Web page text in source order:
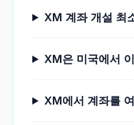
XM 계좌 개설 최
XM은 미국에서
XM에서 계좌를